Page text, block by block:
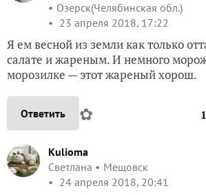
Озерск(Челябинская обл.)
23 апреля 2018, 17:22
Я ем весной из земли как только
салате и жареным. И немного
морозилке — этот жареный хорош.
Ответить ✿ 1
Kulioma
Светлана
Мещовск
24 апреля 2018, 20:41